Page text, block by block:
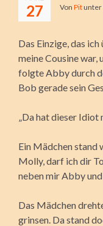
27 Von Pitunter
Das Einzige, das
meine Cousine war,
folgte Abby durch
Bob gerade sein
„Da hat dieser
Ein Mädchen stand
Molly, darf ich dir
neben mir Abby
Das Mädchen
grinsen. Da stand